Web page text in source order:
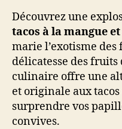
Découvrez une
tacos à la mangue
marie l’exotisme
délicatesse des fruits
culinaire offre une
et originale aux
surprendre vos
convives.